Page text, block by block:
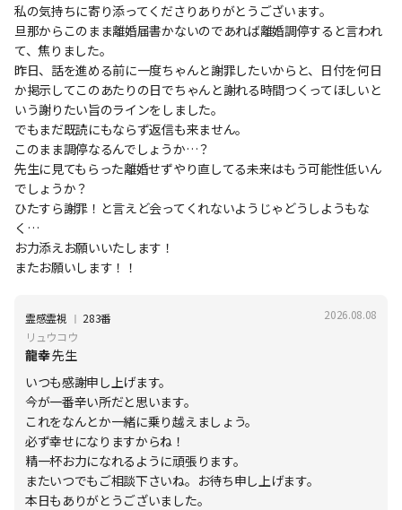
私の気持ちに寄り添ってくださりありがとうございます。
旦那からこのまま離婚届書かないのであれば離婚調停すると言われ
て、焦りました。
昨日、話を進める前に一度ちゃんと謝罪したいからと、日付を何日
か掲示してこのあたりの日でちゃんと謝れる時間つくってほしいと
いう謝りたい旨のラインをしました。
でもまだ既読にもならず返信も来ません。
このまま調停なるんでしょうか…？
先生に見てもらった離婚せずやり直してる未来はもう可能性低いん
でしょうか？
ひたすら謝罪！と言えど会ってくれないようじゃどうしようもな
く…
お力添えお願いいたします！
またお願いします！！
霊感霊視 Ι 283番
リュウコウ
龍幸先生
2026.08.08
いつも感謝申し上げます。
今が一番辛い所だと思います。
これをなんとか一緒に乗り越えましょう。
必ず幸せになりますからね！
精一杯お力になれるように頑張ります。
またいつでもご相談下さいね。お待ち申し上げます。
本日もありがとうございました。